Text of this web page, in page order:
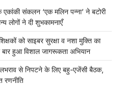
संकलन ‘एक मलिन पन्ना’ ने बटोरी
लोगों ने दी शुभकामनाएँ
को साइबर सुरक्षा व नशा मुक्ति का
हुआ विशाल जागरूकता अभियान
से निपटने के लिए बहु-एजेंसी बैठक,
रणनीति